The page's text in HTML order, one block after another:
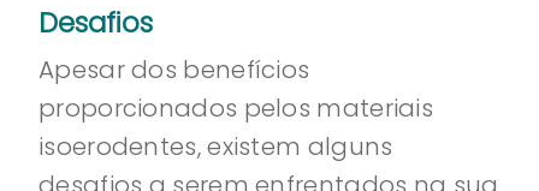
Desafios
Apesar dos benefícios
proporcionados pelos materiais
isoerodentes, existem alguns